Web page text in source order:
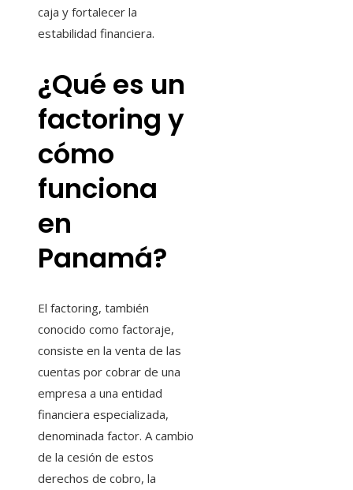
caja y fortalecer la
estabilidad financiera.
¿Qué es un
factoring y
cómo
funciona
en
Panamá?
El factoring, también
conocido como factoraje,
consiste en la venta de las
cuentas por cobrar de una
empresa a una entidad
financiera especializada,
denominada factor. A cambio
de la cesión de estos
derechos de cobro, la